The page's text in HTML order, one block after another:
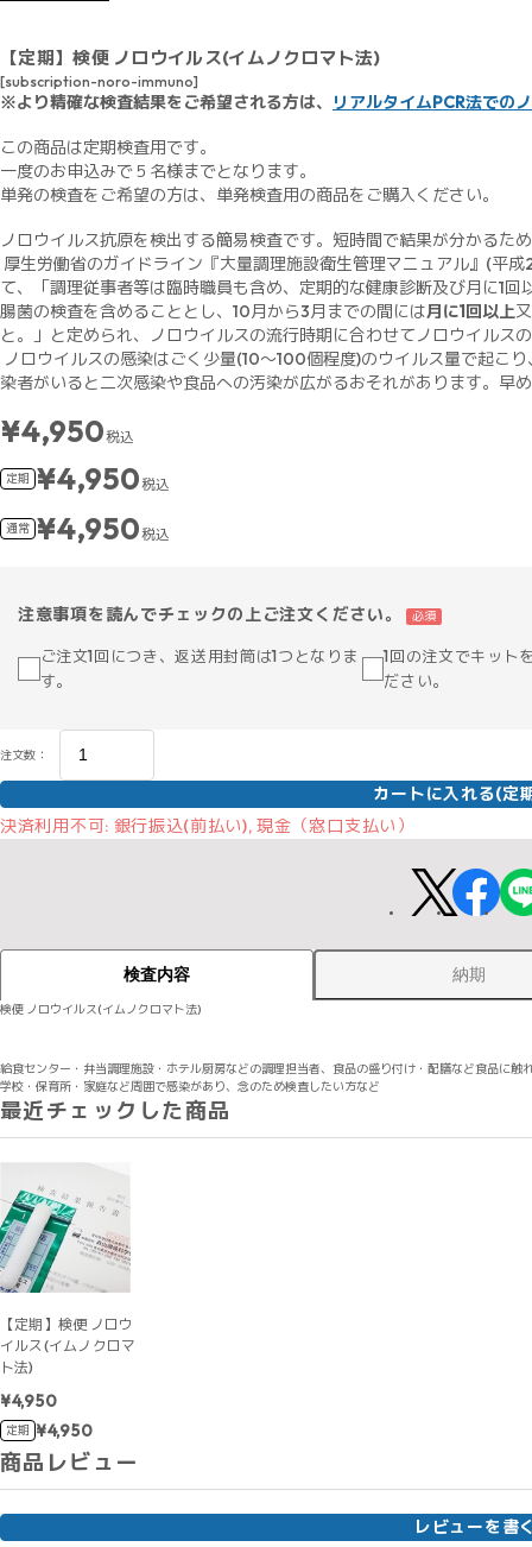
【定期】検便 ノロウイルス(イムノクロマト法)
[subscription-noro-immuno]
※より精確な検査結果をご希望される方は、 リアルタイムPCR法での
この商品は定期検査用です。
一度のお申込みで５名様までとなります。
単発の検査をご希望の方は、単発検査用の商品をご購入ください。
ノロウイルス抗原を検出する簡易検査です。短時間で結果が分かるた
厚生労働省のガイドライン『大量調理施設衛生管理マニュアル』(平
て、「調理従事者等は臨時職員も含め、定期的な健康診断及び月に1
腸菌の検査を含めることとし、10月から3月までの間には月に1回以上
と。」と定められ、ノロウイルスの流行時期に合わせてノロウイルス
ノロウイルスの感染はごく少量(10～100個程度)のウイルス量で起こ
染者がいると二次感染や食品への汚染が広がるおそれがあります。早
¥4,950税込
定期 ¥4,950税込
通常 ¥4,950税込
注意事項を読んでチェックの上ご注文ください。 必須
ご注文1回につき、返送用封筒は1つとなりま
す。
1回の注文でキット
ださい。
注文数：
カートに入れる(定
決済利用不可: 銀行振込(前払い), 現金（窓口支払い）
検査内容 納期
検便 ノロウイルス(イムノクロマト法)
給食センター・弁当調理施設・ホテル厨房などの調理担当者、食品の盛り付け・配膳など食品に触
学校・保育所・家庭など周囲で感染があり、念のため検査したい方など
最近チェックした商品
【定期】検便 ノロウ
イルス(イムノクロマ
ト法)
¥4,950
定期 ¥4,950
商品レビュー
レビューを書